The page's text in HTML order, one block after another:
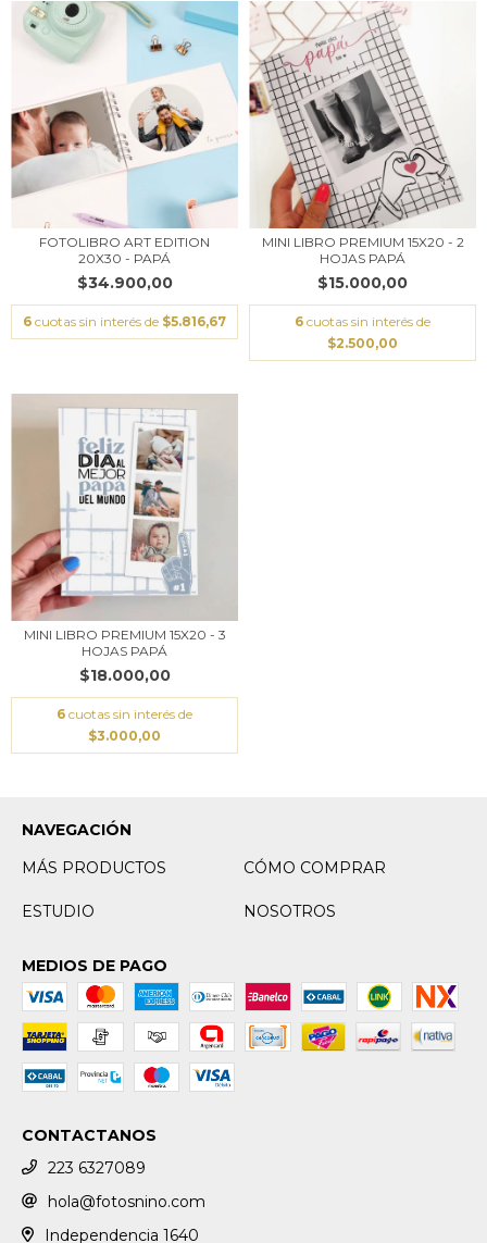
FOTOLIBRO ART EDITION
20X30 - PAPÁ
$34.900,00
6 cuotas sin interés de $5.816,67
MINI LIBRO PREMIUM 15X20 - 2
HOJAS PAPÁ
$15.000,00
6 cuotas sin interés de
$2.500,00
MINI LIBRO PREMIUM 15X20 - 3
HOJAS PAPÁ
$18.000,00
6 cuotas sin interés de
$3.000,00
NAVEGACIÓN
MÁS PRODUCTOS
CÓMO COMPRAR
ESTUDIO NOSOTROS
MEDIOS DE PAGO
CONTACTANOS
223 6327089
hola@fotosnino.com
Independencia 1640